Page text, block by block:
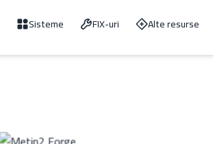
Sisteme FIX-uri Alte resurse